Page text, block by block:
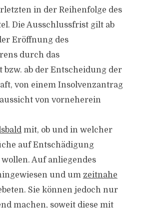
in der Reihenfolge des
Die Ausschlussfrist gilt ab
Eröffnung des
durch das
ab der Entscheidung der
von einem Insolvenzantrag
von vorneherein
mit, ob und in welcher
auf Entschädigung
Auf anliegendes
und um zeitnahe
Sie können jedoch nur
machen, soweit diese mit